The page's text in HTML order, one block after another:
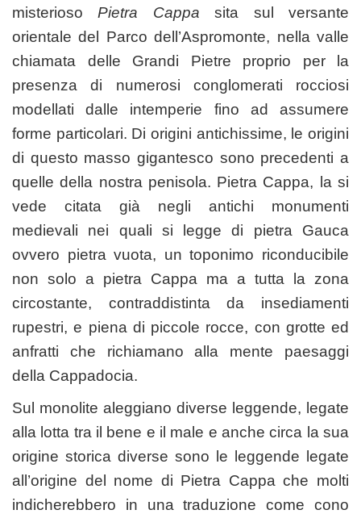
misteriosoPietra Cappasita sul versante
orientale del Parco dell’Aspromonte, nella valle
chiamata delle Grandi Pietre proprio per la
presenza di numerosi conglomerati rocciosi
modellati dalle intemperie fino ad assumere
forme particolari. Di origini antichissime, le origini
di questo masso gigantesco sono precedenti a
quelle della nostra penisola. Pietra Cappa, la si
vede citata già negli antichi monumenti
medievali nei quali si legge di pietra Gauca
ovvero pietra vuota, un toponimo riconducibile
non solo a pietra Cappa ma a tutta la zona
circostante, contraddistinta da insediamenti
rupestri, e piena di piccole rocce, con grotte ed
anfratti che richiamano alla mente paesaggi
della Cappadocia.
Sul monolite aleggiano diverse leggende, legate
alla lotta tra il bene e il male e anche circa la sua
origine storica diverse sono le leggende legate
all’origine del nome di Pietra Cappa che molti
indicherebbero in una traduzione come cono